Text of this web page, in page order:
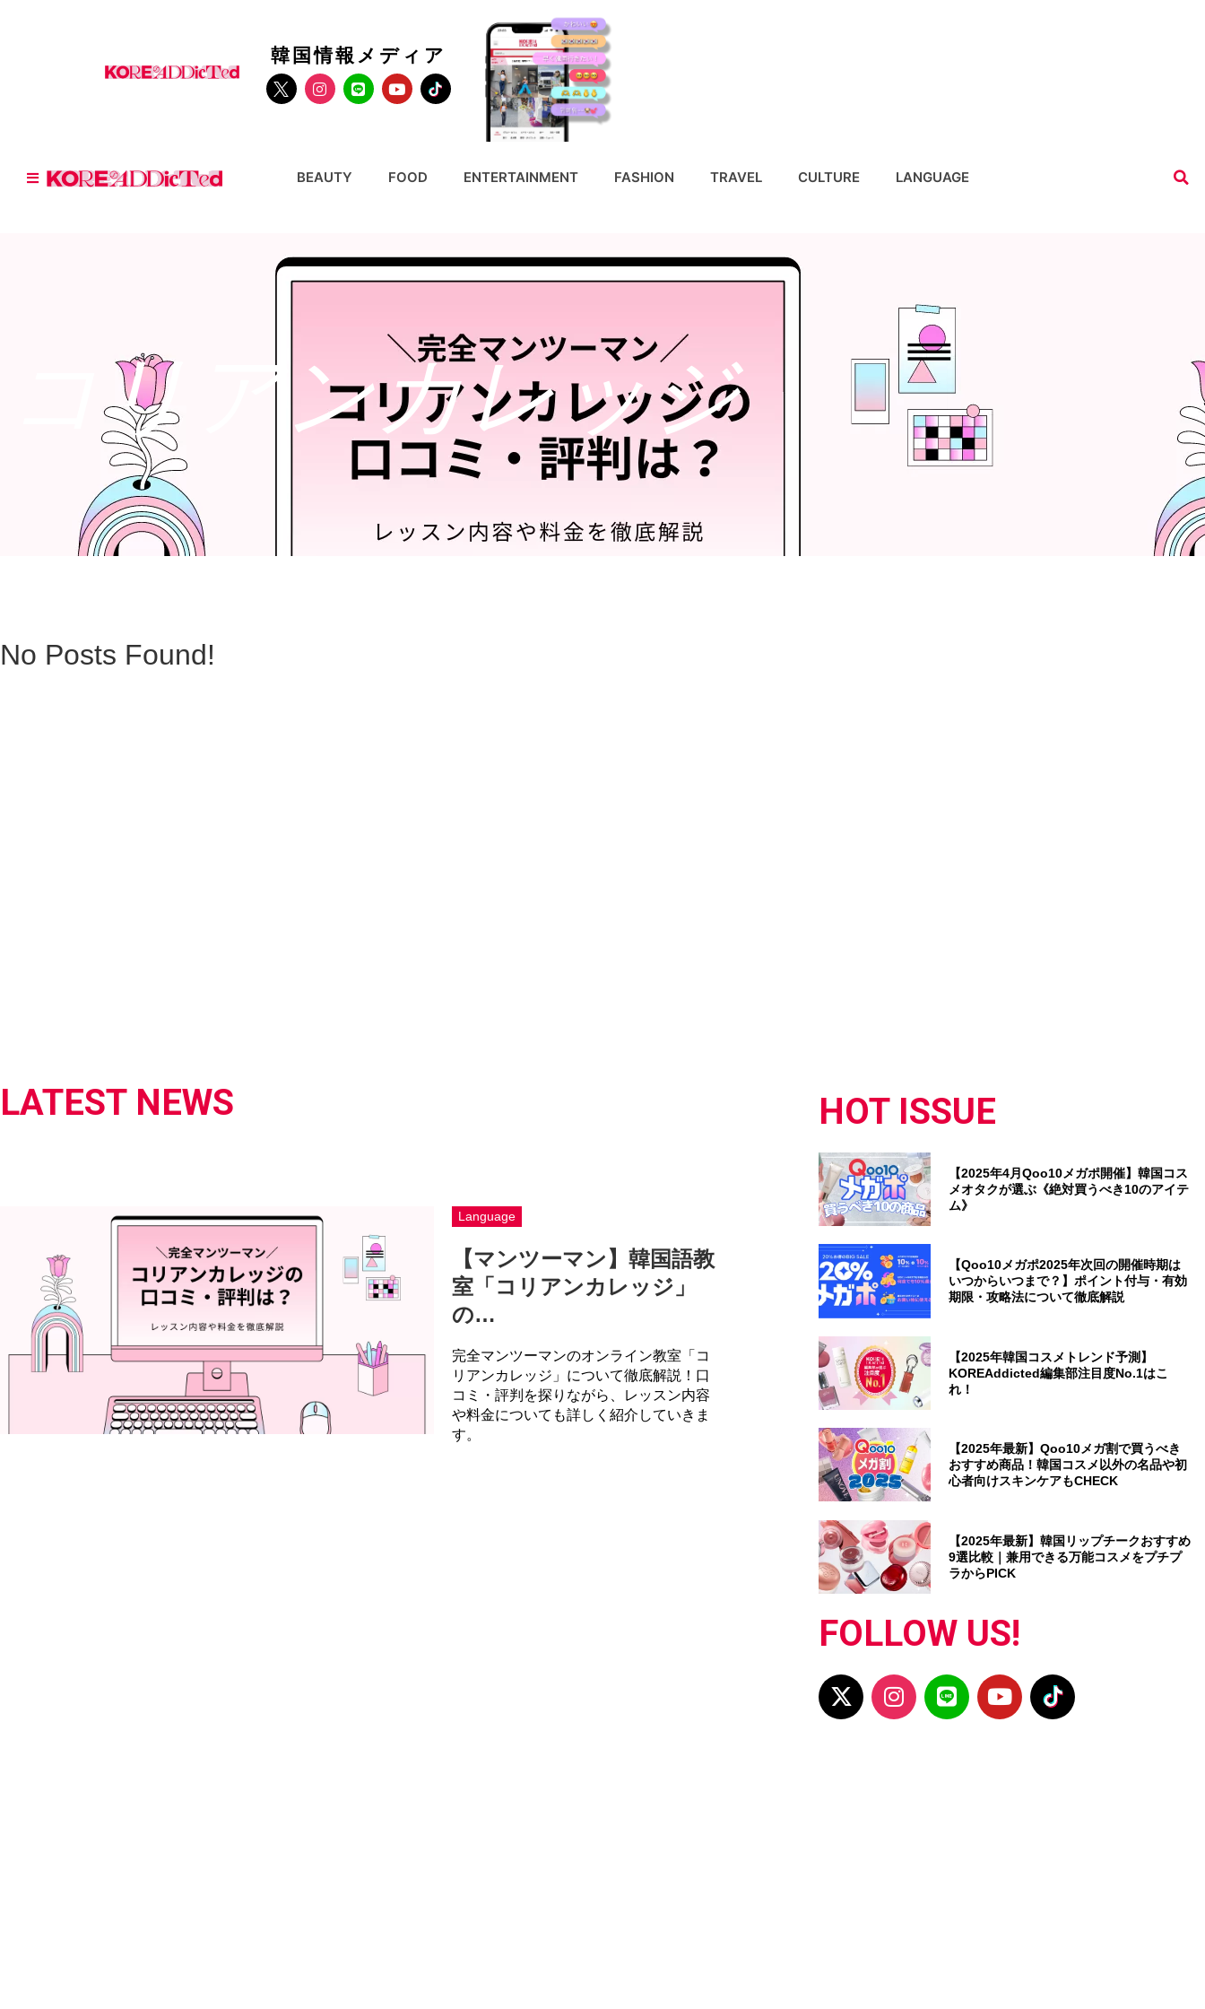
韓国情報メディア
BEAUTY FOOD ENTERTAINMENT FASHION TRAVEL CULTURE LANGUAGE
コリアンカレッジ
No Posts Found!
LATEST NEWS
Language
【マンツーマン】韓国語教
室「コリアンカレッジ」
の…
完全マンツーマンのオンライン教室「コ
リアンカレッジ」について徹底解説！口
コミ・評判を探りながら、レッスン内容
や料金についても詳しく紹介していきま
す。
HOT ISSUE
【2025年4月Qoo10メガポ開催】韓国コス
メオタクが選ぶ《絶対買うべき10のアイテ
ム》
【Qoo10メガポ2025年次回の開催時期は
いつからいつまで？】ポイント付与・有効
期限・攻略法について徹底解説
【2025年韓国コスメトレンド予測】
KOREAddicted編集部注目度No.1はこ
れ！
【2025年最新】Qoo10メガ割で買うべき
おすすめ商品！韓国コスメ以外の名品や初
心者向けスキンケアもCHECK
【2025年最新】韓国リップチークおすすめ
9選比較｜兼用できる万能コスメをプチプ
ラからPICK
FOLLOW US!